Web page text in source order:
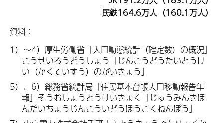
民鉄164.6万人（160.1万人）
資料：
1）～4）厚生労働省「人口動態統計（確定数）の概況」
こうせいろうどうしょう「じんこうどうたいとうけ
い（かくていすう）のがいきょう」
5）、6）総務省統計局「住民基本台帳人口移動報告年
報」そうむしょうとうけいきょく「じゅうみんきほ
んだいちょうじんこういどうほうこくねんぽう」